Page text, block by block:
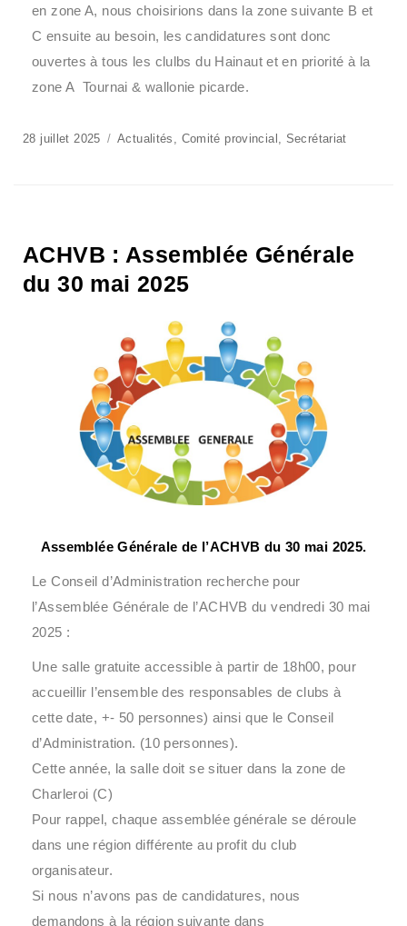
en zone A, nous choisirions dans la zone suivante B et
C ensuite au besoin, les candidatures sont donc
ouvertes à tous les clulbs du Hainaut et en priorité à la
zone A Tournai & wallonie picarde.
28 juillet 2025 Actualités , Comité provincial , Secrétariat
ACHVB : Assemblée Générale
du 30 mai 2025
Assemblée Générale de l’ACHVB du 30 mai 2025.
Le Conseil d’Administration recherche pour
l’Assemblée Générale de l’ACHVB du vendredi 30 mai
2025 :
Une salle gratuite accessible à partir de 18h00, pour
accueillir l’ensemble des responsables de clubs à
cette date, +- 50 personnes) ainsi que le Conseil
d’Administration. (10 personnes).
Cette année, la salle doit se situer dans la zone de
Charleroi (C)
Pour rappel, chaque assemblée générale se déroule
dans une région différente au profit du club
organisateur.
Si nous n’avons pas de candidatures, nous
demandons à la région suivante dans